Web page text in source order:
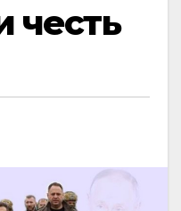
честь